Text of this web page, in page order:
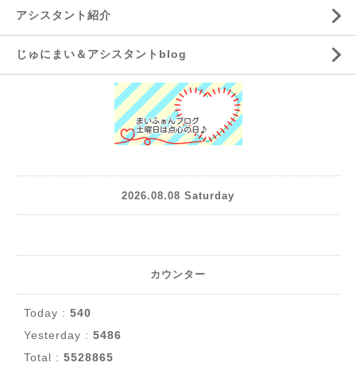
アシスタント紹介
じゅにまい＆アシスタントblog
2026.08.08 Saturday
カウンター
Today : 540
Yesterday : 5486
Total : 5528865